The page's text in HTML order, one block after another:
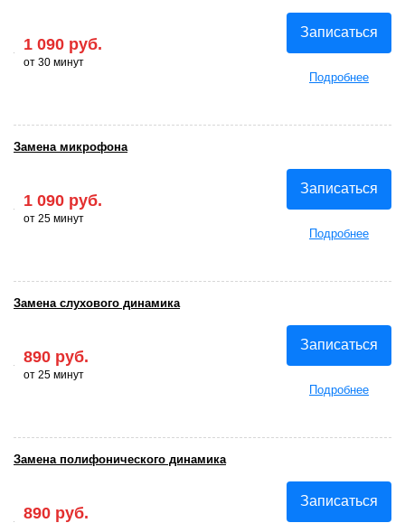
1 090 руб.
от 30 минут
Записаться
Подробнее
1 090 руб.
от 25 минут
Записаться
Подробнее
Замена микрофона
890 руб.
от 25 минут
Записаться
Подробнее
Замена слухового динамика
890 руб.
Записаться
Замена полифонического динамика